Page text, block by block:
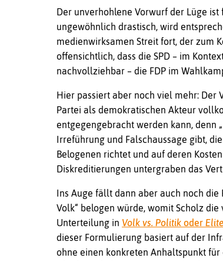
Der unverhohlene Vorwurf der Lüge
ungewöhnlich drastisch, wird
medienwirksamen Streit fort, der zum
offensichtlich, dass die SPD – im
nachvollziehbar – die FDP im
Hier passiert aber noch viel mehr: Der
Partei als demokratischen Akteur
entgegengebracht werden kann, denn
Irreführung und Falschaussage gibt,
Belogenen richtet und auf deren
Diskreditierungen untergraben das
Ins Auge fällt dann aber auch noch die
Volk“ belogen würde, womit Scholz
Unterteilung in Volk vs. Politik oder Elite
dieser Formulierung basiert auf der
ohne einen konkreten Anhaltspunkt